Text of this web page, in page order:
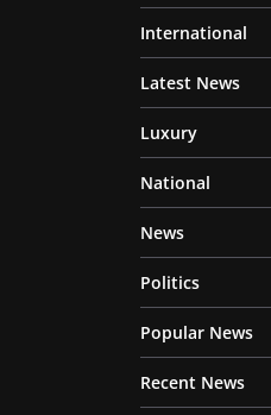
International
Latest News
Luxury
National
News
Politics
Popular News
Recent News